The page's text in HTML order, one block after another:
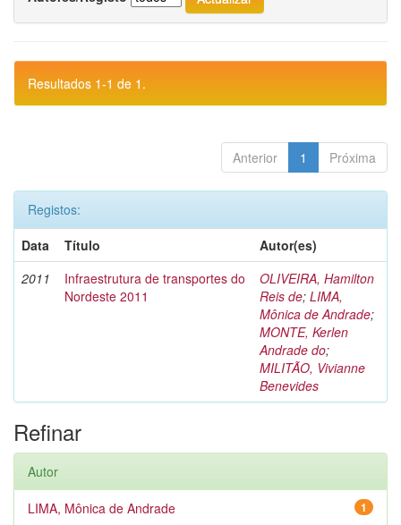
Resultados 1-1 de 1.
Anterior 1 Próxima
Registos:
Data
Título
Autor(es)
2011
Infraestrutura de transportes do
Nordeste 2011
OLIVEIRA, Hamilton
Reis de; LIMA,
Mônica de Andrade;
MONTE, Kerlen
Andrade do;
MILITÃO, Vivianne
Benevides
Refinar
Autor
1
LIMA, Mônica de Andrade